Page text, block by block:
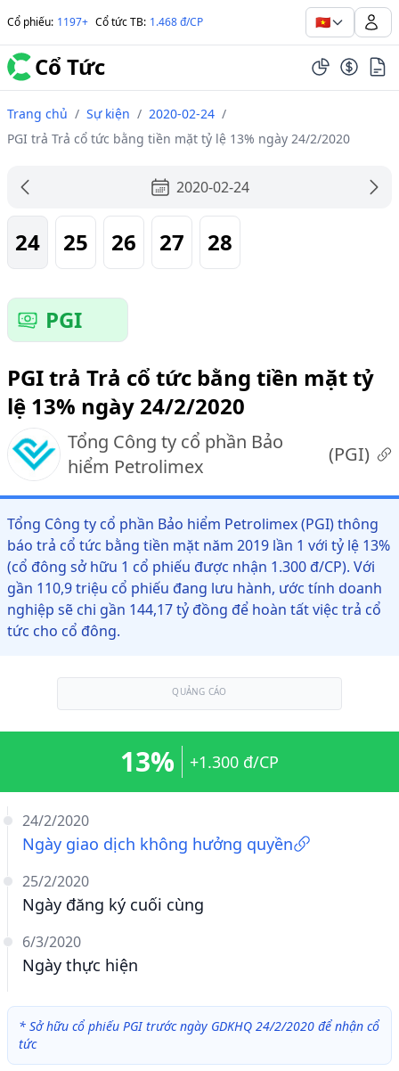
Cổ phiếu: 1197+ Cổ tức TB: 1.468 đ/CP 🇻🇳
Cổ Tức
Trang chủ / Sự kiện / 2020-02-24 /
PGI trả Trả cổ tức bằng tiền mặt tỷ lệ 13% ngày 24/2/2020
2020-02-24
24 25 26 27 28
PGI
PGI trả Trả cổ tức bằng tiền mặt tỷ
lệ 13% ngày 24/2/2020
Tổng Công ty cổ phần Bảo
hiểm Petrolimex
(PGI)
Tổng Công ty cổ phần Bảo hiểm Petrolimex (PGI) thông
báo trả cổ tức bằng tiền mặt năm 2019 lần 1 với tỷ lệ 13%
(cổ đông sở hữu 1 cổ phiếu được nhận 1.300 đ/CP). Với
gần 110,9 triệu cổ phiếu đang lưu hành, ước tính doanh
nghiệp sẽ chi gần 144,17 tỷ đồng để hoàn tất việc trả cổ
tức cho cổ đông.
QUẢNG CÁO
24/2/2020
Ngày giao dịch không hưởng quyền
25/2/2020
Ngày đăng ký cuối cùng
6/3/2020
Ngày thực hiện
13% +1.300 đ/CP
* Sở hữu cổ phiếu PGI trước ngày GDKHQ 24/2/2020 để nhận cổ
tức